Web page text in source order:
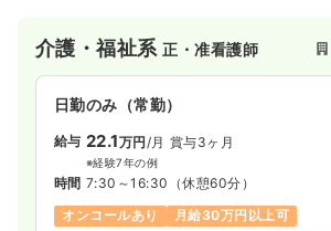
毎日のサービスを提供しています。
介護・福祉系正・准看護師
日勤のみ（常勤）
給与 22.1万円/月 賞与3ヶ月
※経験7年の例
時間 7:30～16:30 （休憩60分）
オンコールあり
月給30万円以上可